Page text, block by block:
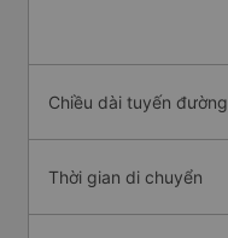
Chiều dài tuyến đường
Thời gian di chuyển